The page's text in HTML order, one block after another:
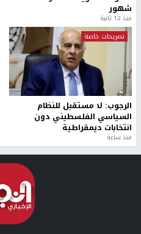
شهور
منذ 12 ثانية
تصريحات خاصة
الرجوب: لا مستقبل للنظام
السياسي الفلسطيني دون
انتخابات ديمقراطية
منذ ساعة